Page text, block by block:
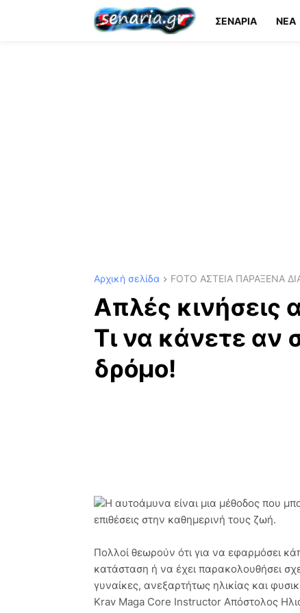
ΣΕΝΆΡΙΑ NEA
Αρχική σελίδα FOTO ΑΣΤΕΙΑ ΠΑΡΑΞΕΝΑ
Απλές κινήσεις
Τι να κάνετε αν
δρόμο!
Η αυτοάμυνα είναι μια μέθοδος που
επιθέσεις στην καθημερινή τους ζωή.
Πολλοί θεωρούν ότι για να εφαρμόσει
κατάσταση ή να έχει παρακολουθήσει
γυναίκες, ανεξαρτήτως ηλικίας και
Krav Maga Core Instructor Απόστολος